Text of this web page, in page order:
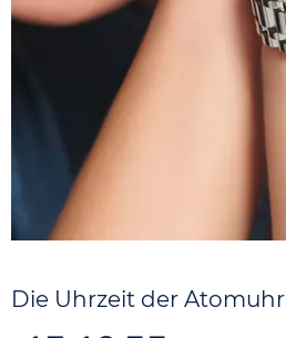
Die Uhrzeit der Atomuhr